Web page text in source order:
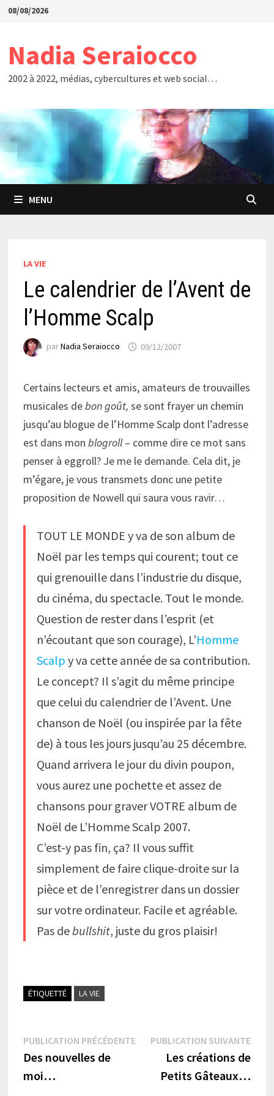
Passer
08/08/2026
Nadia Seraiocco
2002 à 2022, médias, cybercultures et web social…
MENU
LA VIE
Le calendrier de l’Avent de
l’Homme Scalp
parNadia Seraiocco 09/12/2007
Certains lecteurs et amis, amateurs de trouvailles
musicales debon goût, se sont frayer un chemin
jusqu’au blogue de l’Homme Scalp dont l’adresse
est dans mon blogroll– comme dire ce mot sans
penser à eggroll? Je me le demande. Cela dit, je
m’égare, je vous transmets donc une petite
proposition de Nowell qui saura vous ravir…
TOUT LE MONDE y va de son album de
Noël par les temps qui courent; tout ce
qui grenouille dans l’industrie du disque,
du cinéma, du spectacle. Tout le monde.
Question de rester dans l’esprit (et
n’écoutant que son courage), L’Homme
Scalp y va cette année de sa contribution.
Le concept? Il s’agit du même principe
que celui du calendrier de l’Avent. Une
chanson de Noël (ou inspirée par la fête
de) à tous les jours jusqu’au 25 décembre.
Quand arrivera le jour du divin poupon,
vous aurez une pochette et assez de
chansons pour graver VOTRE album de
Noël de L’Homme Scalp 2007.
C’est-y pas fin, ça? Il vous suffit
simplement de faire clique-droite sur la
pièce et de l’enregistrer dans un dossier
sur votre ordinateur. Facile et agréable.
Pas debullshit, juste du gros plaisir!
ÉTIQUETTÉ LA VIE
Navigation
de
PUBLICATION PRÉCÉDENTEPublication
précédente :
Des nouvelles de
moi…
PUBLICATION SUIVANTE
Les créations de
Petits Gâteaux…